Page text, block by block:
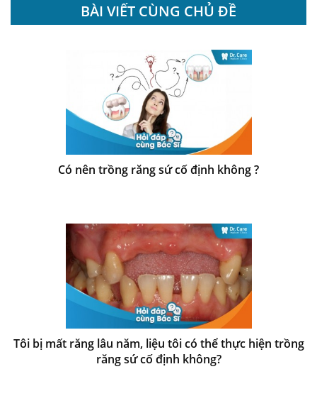
BÀI VIẾT CÙNG CHỦ ĐỀ
Có nên trồng răng sứ cố định không ?
Tôi bị mất răng lâu năm, liệu tôi có thể thực hiện trồng
răng sứ cố định không?